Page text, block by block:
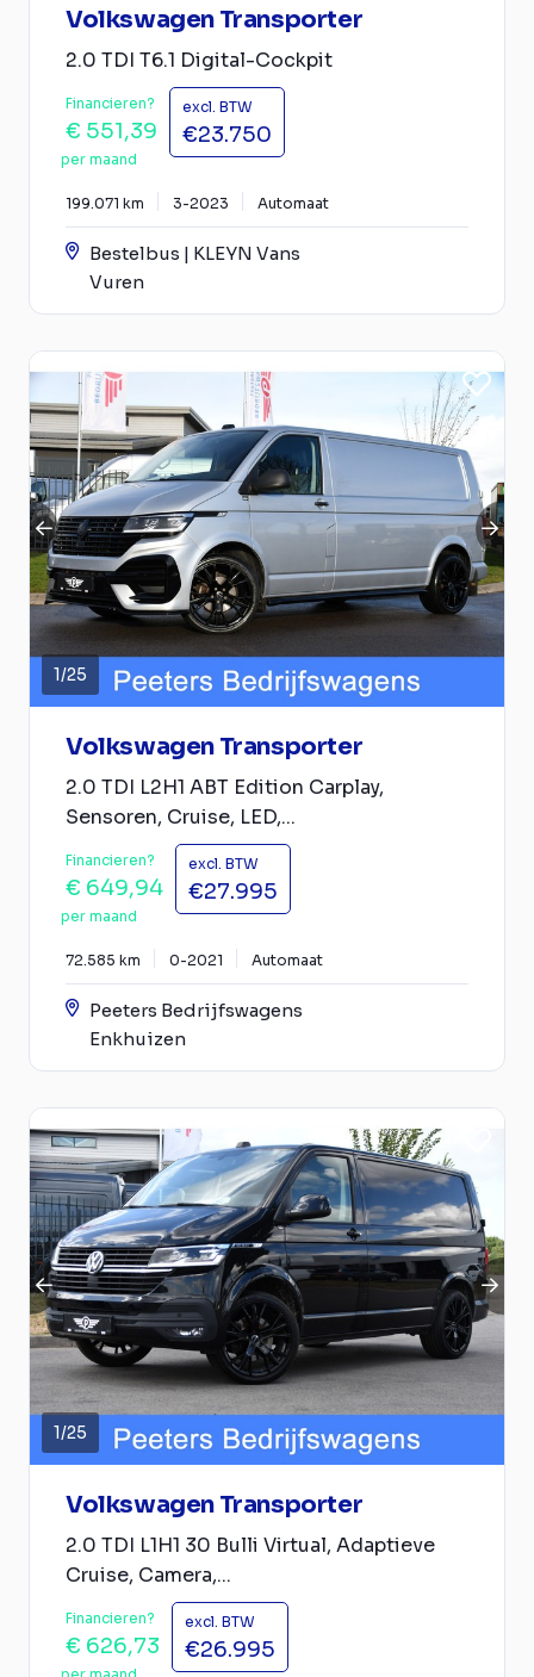
Volkswagen Transporter
2.0 TDI T6.1 Digital-Cockpit
Financieren?
€ 551,39
per maand
excl. BTW
€23.750
199.071 km 3-2023 Automaat
Bestelbus | KLEYN Vans
Vuren
1/25
Volkswagen Transporter
2.0 TDI L2H1 ABT Edition Carplay,
Sensoren, Cruise, LED,...
Financieren?
€ 649,94
per maand
excl. BTW
€27.995
72.585 km 0-2021 Automaat
Peeters Bedrijfswagens
Enkhuizen
1/25
Volkswagen Transporter
2.0 TDI L1H1 30 Bulli Virtual, Adaptieve
Cruise, Camera,...
Financieren?
€ 626,73
per maand
excl. BTW
€26.995